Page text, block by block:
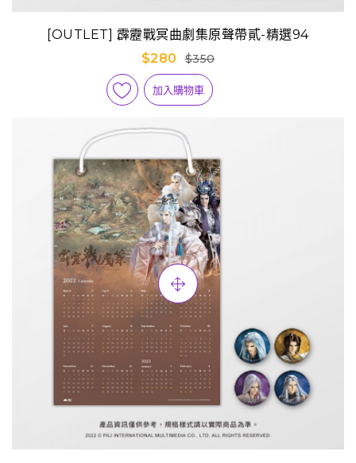
[OUTLET] 霹靂戰冥曲劇集原聲帶貳-精選94
$280
$350
加入購物車